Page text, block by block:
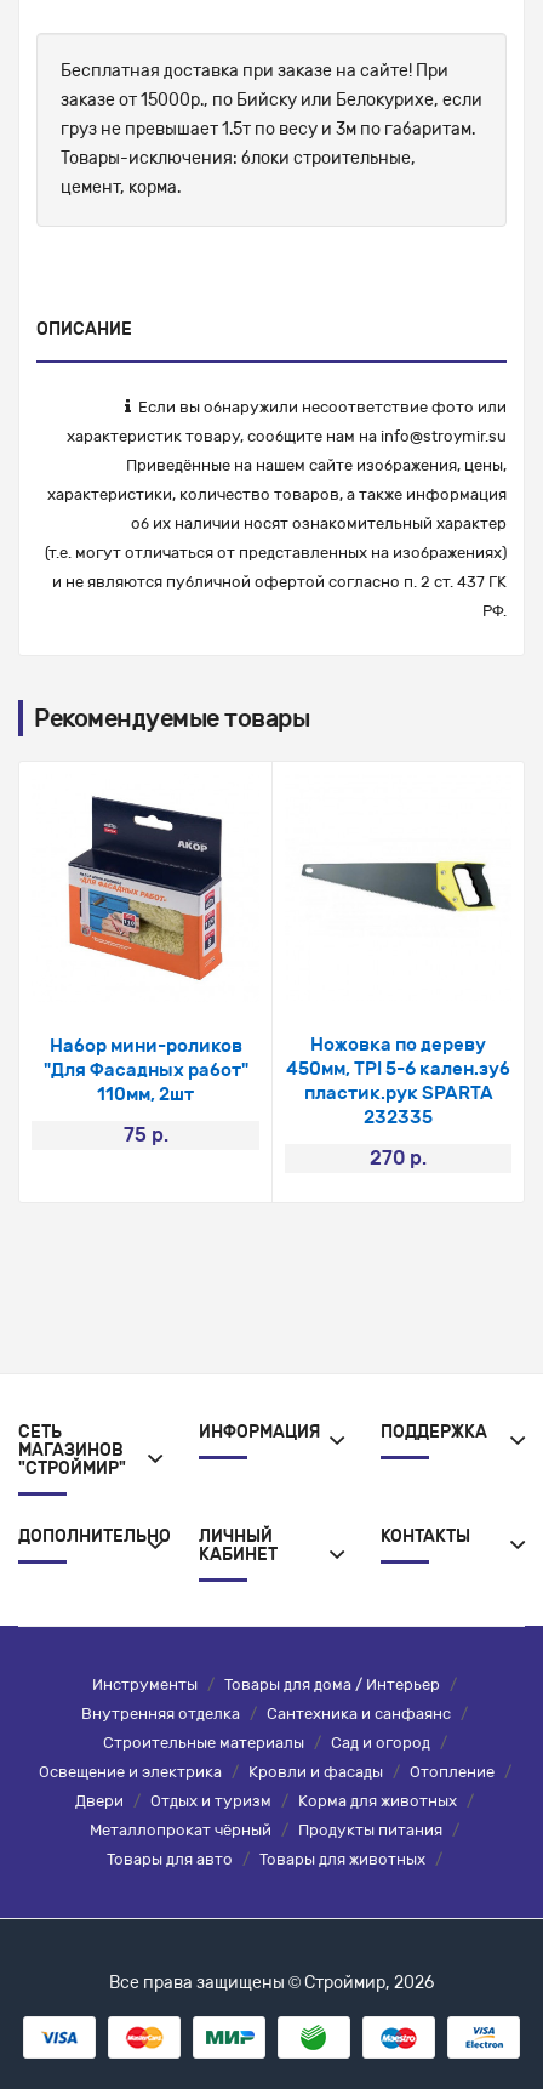
Бесплатная доставка при заказе на сайте! При
заказе от 15000р., по Бийску или Белокурихе, если
груз не превышает 1.5т по весу и 3м по габаритам.
Товары-исключения: блоки строительные,
цемент, корма.
ОПИСАНИЕ
Если вы обнаружили несоответствие фото или
характеристик товару, сообщите нам на info@stroymir.su
Приведённые на нашем сайте изображения, цены,
характеристики, количество товаров, а также информация
об их наличии носят ознакомительный характер
(т.е. могут отличаться от представленных на изображениях)
и не являются публичной офертой согласно п. 2 ст. 437 ГК
РФ.
Рекомендуемые товары
Набор мини-роликов
"Для Фасадных работ"
110мм, 2шт
75 р.
Ножовка по дереву
450мм, TPI 5-6 кален.зуб
пластик.рук SPARTA
232335
270 р.
СЕТЬ
МАГАЗИНОВ
"СТРОЙМИР"
ИНФОРМАЦИЯ ПОДДЕРЖКА
ДОПОЛНИТЕЛЬНО
ЛИЧНЫЙ
КАБИНЕТ
КОНТАКТЫ
Инструменты / Товары для дома / Интерьер /
Внутренняя отделка / Сантехника и санфаянс /
Строительные материалы
/ Сад и огород
/
Освещение и электрика
/ Кровли и фасады / Отопление
/
Двери
/ Отдых и туризм / Корма для животных /
Металлопрокат чёрный
/ Продукты питания /
Товары для авто
/ Товары для животных /
Все права защищены © Строймир, 2026